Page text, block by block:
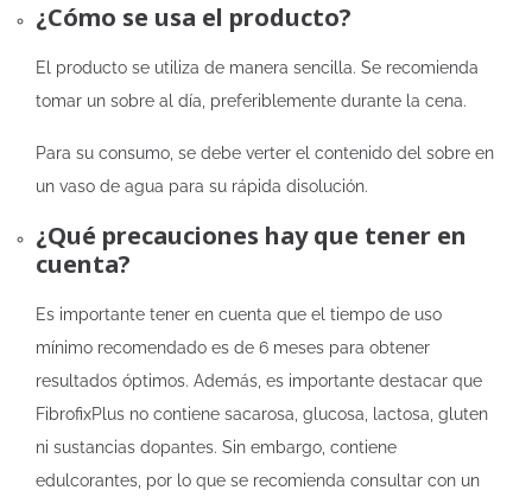
¿Cómo se usa el producto?
El producto se utiliza de manera sencilla. Se recomienda
tomar un sobre al día, preferiblemente durante la cena.
Para su consumo, se debe verter el contenido del sobre en
un vaso de agua para su rápida disolución.
¿Qué precauciones hay que tener en
cuenta?
Es importante tener en cuenta que el tiempo de uso
mínimo recomendado es de 6 meses para obtener
resultados óptimos. Además, es importante destacar que
FibrofixPlus no contiene sacarosa, glucosa, lactosa, gluten
ni sustancias dopantes. Sin embargo, contiene
edulcorantes, por lo que se recomienda consultar con un